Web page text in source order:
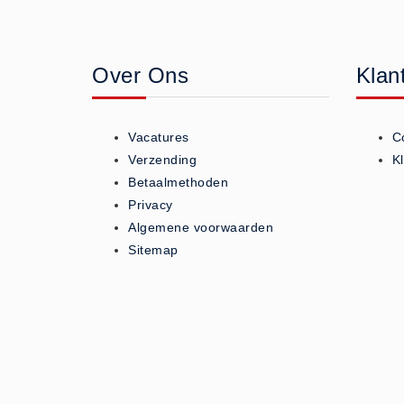
Koud - Warm kompressen (3)
Overige (1)
Teken - Beten sets (5)
Vitamines en mineralen (0)
Eerste Hulp Paneel
Eerste Hulp Paneel (0)
Over Ons
Vacatures
Verzending
Betaalmethoden
Privacy
Algemene voorwaarden
Sitemap